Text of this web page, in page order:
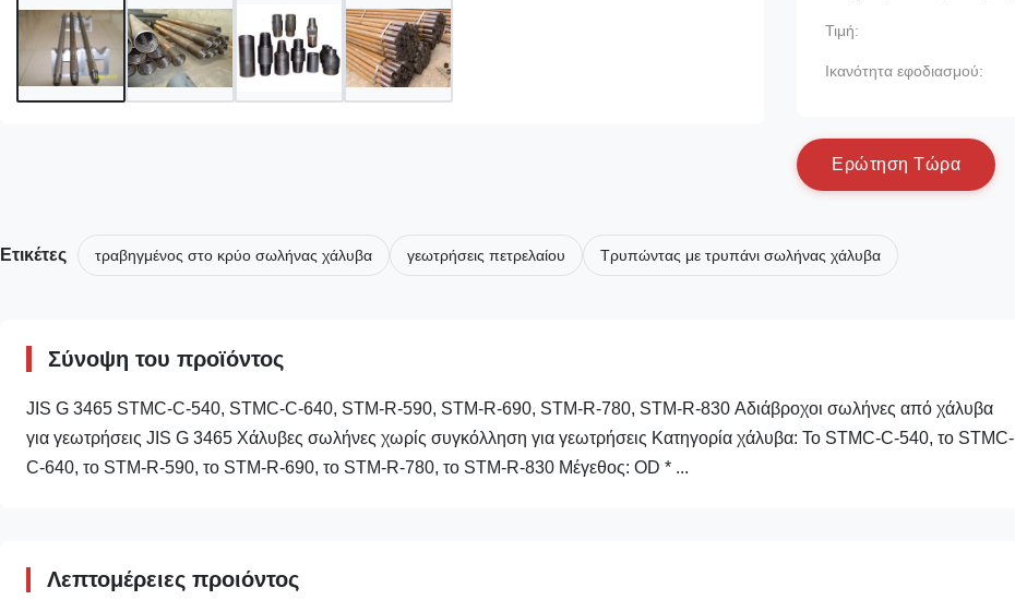
Τιμή:
Ικανότητα εφοδιασμού:
Ερώτηση Τώρα
Ετικέτες τραβηγμένος στο κρύο σωλήνας χάλυβα γεωτρήσεις πετρελαίου Τρυπώντας με τρυπάνι σωλήνας χάλυβα
Σύνοψη του προϊόντος
JIS G 3465 STMC-C-540, STMC-C-640, STM-R-590, STM-R-690, STM-R-780, STM-R-830 Αδιάβροχοι σωλήνες από χάλυβα
για γεωτρήσεις JIS G 3465 Χάλυβες σωλήνες χωρίς συγκόλληση για γεωτρήσεις Κατηγορία χάλυβα: Το STMC-C-540, το STMC-
C-640, το STM-R-590, το STM-R-690, το STM-R-780, το STM-R-830 Μέγεθος: OD * ...
Λεπτομέρειες προιόντος